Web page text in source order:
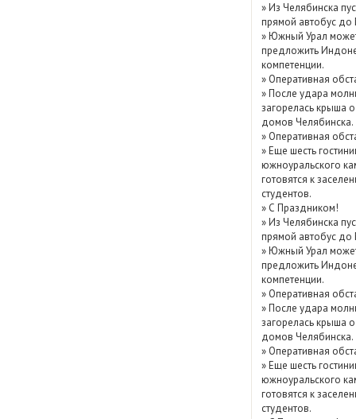
Май 2026 (69)
Апрель 2026
Март 2026 (79)
Показать /
архив
»Из Челябинска
прямой автобус
»Южный Урал
предложить
компетенции.
» Оперативная
»После удара
загорелась крыша
домов Челябинска.
» Оперативная
»Еще шесть
южноуральского
готовятся к
студентов.
» С Праздником!
»Из Челябинска
прямой автобус
»Южный Урал
предложить
компетенции.
» Оперативная
»После удара
загорелась крыша
домов Челябинска.
» Оперативная
»Еще шесть
южноуральского
готовятся к
студентов.